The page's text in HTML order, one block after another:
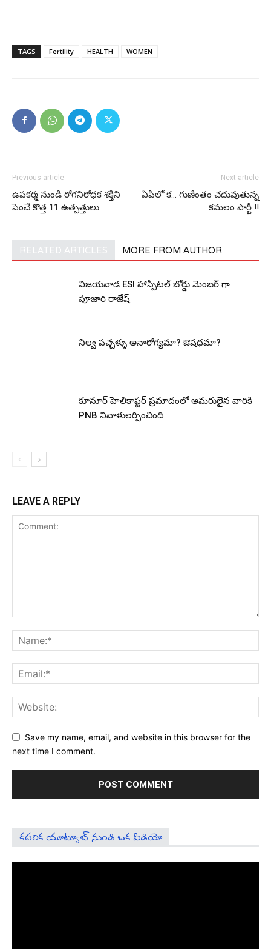
TAGS Fertility HEALTH WOMEN
Previous article
ఉపకర్మ నుండి రోగనిరోధక శక్తిని
పెంచే కొత్త 11 ఉత్పత్తులు
Next article
ఏపీలో క‌… గుణింతం చ‌దువుతున్న
క‌మ‌లం పార్టీ !!
RELATED ARTICLES MORE FROM AUTHOR
విజయవాడ ESI హాస్పిటల్ బోర్డు మెంబర్ గా
పూజారి రాజేష్
నిల్వ పచ్చళ్ళు అనారోగ్యమా? ఔషధమా?
కూనూర్ హెలికాప్టర్ ప్రమాదంలో అమరులైన వారికి
PNB నివాళులర్పించింది
LEAVE A REPLY
Save my name, email, and website in this browser for the
next time I comment.
కదలిక యూట్యూబ్ నుండి ఒక వీడియో